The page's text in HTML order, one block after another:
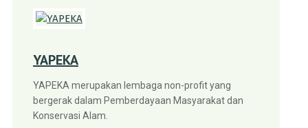
YAPEKA
YAPEKA merupakan lembaga non-profit yang
bergerak dalam Pemberdayaan Masyarakat dan
Konservasi Alam.